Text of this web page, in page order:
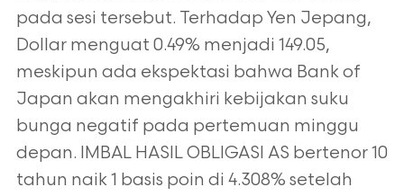
pada sesi tersebut. Terhadap Yen Jepang,
Dollar menguat 0.49% menjadi 149.05,
meskipun ada ekspektasi bahwa Bank of
Japan akan mengakhiri kebijakan suku
bunga negatif pada pertemuan minggu
depan. IMBAL HASIL OBLIGASI AS bertenor 10
tahun naik 1 basis poin di 4.308% setelah